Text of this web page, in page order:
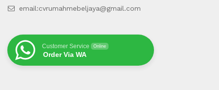
email:cvrumahmebeljaya@gmail.com
Customer Service Online
Order Via WA